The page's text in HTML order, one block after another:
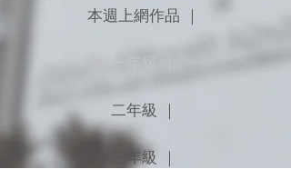
本週上網作品 ｜
二年級 ｜
三年級 ｜